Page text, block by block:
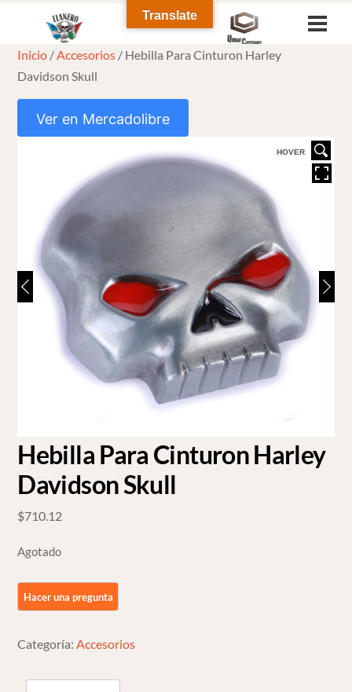
content
Inicio /Accesorios / Hebilla Para Cinturon Harley
Davidson Skull
Ver en Mercadolibre
HOVER
Hebilla Para Cinturon Harley
Davidson Skull
$710.12
Agotado
Categoría: Accesorios
Translate